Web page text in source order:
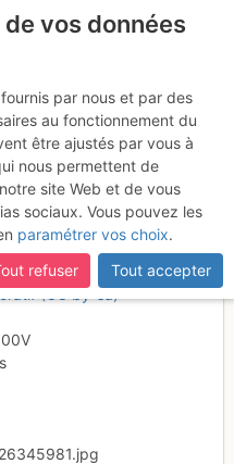
manquantes ou
reconnectez-vous à votre
du
N
(CC by-sa)
s
vos données
par nous et par des
au fonctionnement du
être ajustés par vous à
nous permettent de
site Web et de vous
sociaux. Vous pouvez les
paramétrer vos choix.
refuser
Tout accepter